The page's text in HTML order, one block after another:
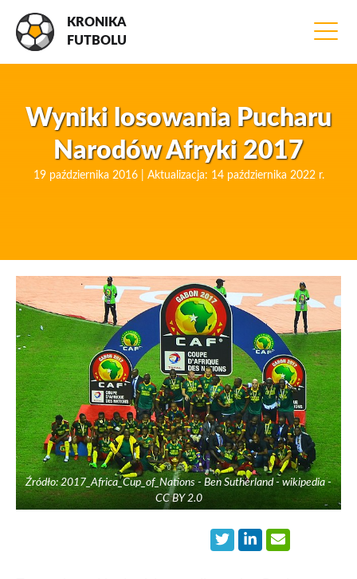
KRONIKA
FUTBOLU
Wyniki losowania Pucharu
Narodów Afryki 2017
19 października 2016 | Aktualizacja: 14 października 2022 r.
Źródło: 2017_Africa_Cup_of_Nations - Ben Sutherland - wikipedia -
CC BY 2.0